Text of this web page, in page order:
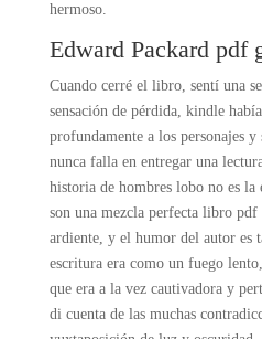
hermoso.
Edward Packard pdf
Cuando cerré el libro, sentí una
sensación de pérdida, kindle
profundamente a los personajes
nunca falla en entregar una
historia de hombres lobo no es
son una mezcla perfecta libro
ardiente, y el humor del autor es
escritura era como un fuego
que era a la vez cautivadora y
di cuenta de las muchas